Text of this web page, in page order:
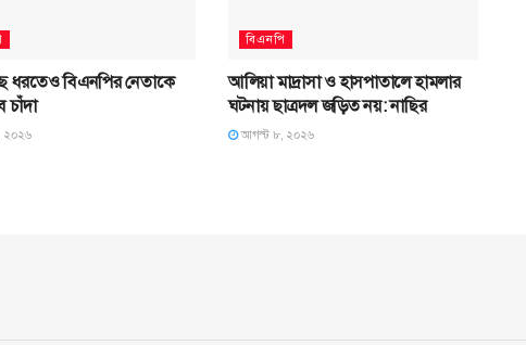
ধরতেও বিএনপির নেতাকে
চাঁদা
বিএনপি
আলিয়া মাদ্রাসা ও হাসপাতালে হামলার
ঘটনায় ছাত্রদল জড়িত নয়: নাছির
আগস্ট ৮, ২০২৬